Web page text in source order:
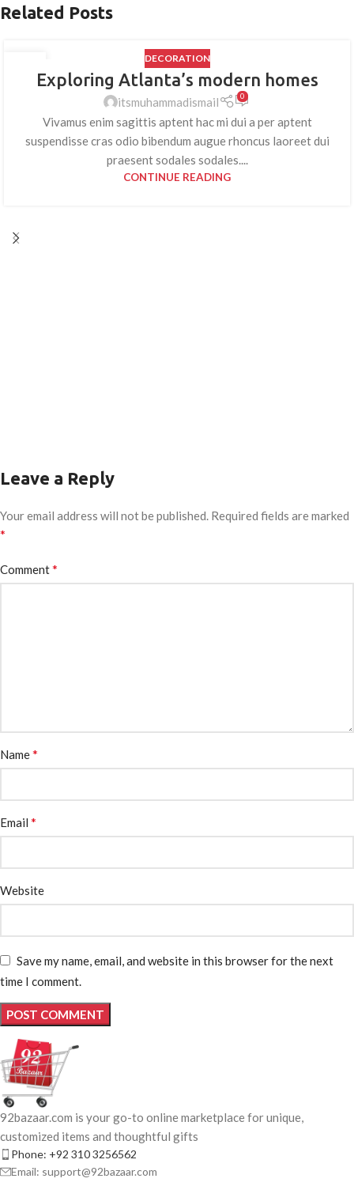
Related Posts
DECORATION
Exploring Atlanta’s modern homes
itsmuhammadismail 0
Vivamus enim sagittis aptent hac mi dui a per aptent
suspendisse cras odio bibendum augue rhoncus laoreet dui
praesent sodales sodales....
CONTINUE READING
Leave a Reply
Your email address will not be published. Required fields are marked
*
Comment*
Name*
Email *
Website
Save my name, email, and website in this browser for the next
time I comment.
92bazaar.com is your go-to online marketplace for unique,
customized items and thoughtful gifts
Phone: +92 310 3256562
Email: support@92bazaar.com